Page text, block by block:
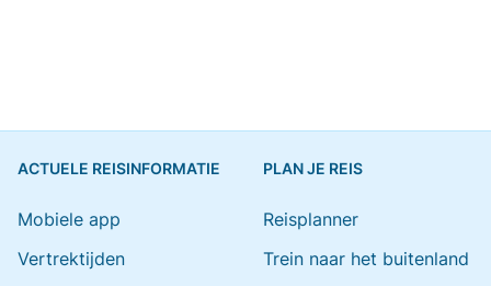
ACTUELE REISINFORMATIE
Mobiele app
Vertrektijden
PLAN JE REIS
Reisplanner
Trein naar het buitenland